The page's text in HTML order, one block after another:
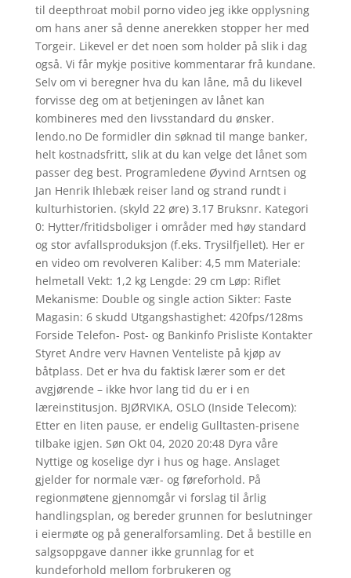
til deepthroat mobil porno video jeg ikke opplysning
om hans aner så denne anerekken stopper her med
Torgeir. Likevel er det noen som holder på slik i dag
også. Vi får mykje positive kommentarar frå kundane.
Selv om vi beregner hva du kan låne, må du likevel
forvisse deg om at betjeningen av lånet kan
kombineres med den livsstandard du ønsker.
lendo.no De formidler din søknad til mange banker,
helt kostnadsfritt, slik at du kan velge det lånet som
passer deg best. Programledene Øyvind Arntsen og
Jan Henrik Ihlebæk reiser land og strand rundt i
kulturhistorien. (skyld 22 øre) 3.17 Bruksnr. Kategori
0: Hytter/fritidsboliger i områder med høy standard
og stor avfallsproduksjon (f.eks. Trysilfjellet). Her er
en video om revolveren Kaliber: 4,5 mm Materiale:
helmetall Vekt: 1,2 kg Lengde: 29 cm Løp: Riflet
Mekanisme: Double og single action Sikter: Faste
Magasin: 6 skudd Utgangshastighet: 420fps/128ms
Forside Telefon- Post- og Bankinfo Prisliste Kontakter
Styret Andre verv Havnen Venteliste på kjøp av
båtplass. Det er hva du faktisk lærer som er det
avgjørende – ikke hvor lang tid du er i en
læreinstitusjon. BJØRVIKA, OSLO (Inside Telecom):
Etter en liten pause, er endelig Gulltasten-prisene
tilbake igjen. Søn Okt 04, 2020 20:48 Dyra våre
Nyttige og koselige dyr i hus og hage. Anslaget
gjelder for normale vær- og føreforhold. På
regionmøtene gjennomgår vi forslag til årlig
handlingsplan, og bereder grunnen for beslutninger
i eiermøte og på generalforsamling. Det å bestille en
salgsoppgave danner ikke grunnlag for et
kundeforhold mellom forbrukeren og